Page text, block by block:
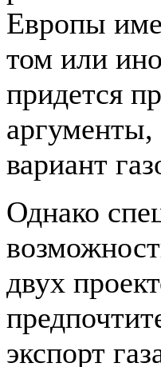
Европы
том или
придется
вариант
Однако
двух
экспорт